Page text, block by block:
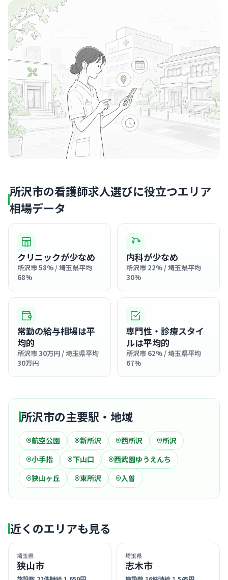
所沢市の看護師求人選びに役立つエリア
相場データ
クリニックが少なめ
所沢市 58% / 埼玉県平均
68%
内科が少なめ
所沢市 22% / 埼玉県平均
30%
常勤の給与相場は平
均的
所沢市 30万円 / 埼玉県平均
30万円
専門性・診療スタイ
ルは平均的
所沢市 62% / 埼玉県平均
67%
所沢市の主要駅・地域
航空公園 新所沢 西所沢
所沢
小手指
下山口
西武園ゆうえんち
狭山ヶ丘
東所沢 入曽
近くのエリアも見る
埼玉県
狭山市
埼玉県
志木市